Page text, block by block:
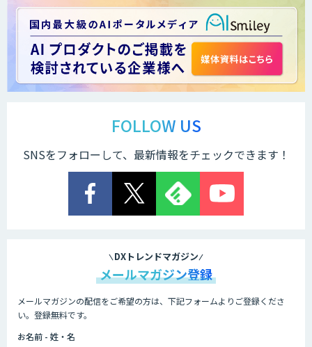
FOLLOW US
SNSをフォローして、最新情報をチェックできます！
DXトレンドマガジン
メールマガジン登録
メールマガジンの配信をご希望の方は、下記フォームよりご登録くださ
い。登録無料です。
お名前 - 姓・名